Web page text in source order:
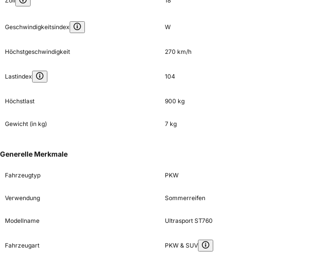
Geschwindigkeitsindex W
Höchstgeschwindigkeit 270 km/h
Lastindex 104
Höchstlast 900 kg
Gewicht (in kg) 7 kg
Generelle Merkmale
Fahrzeugtyp PKW
Verwendung Sommerreifen
Modellname Ultrasport ST760
Fahrzeugart PKW & SUV